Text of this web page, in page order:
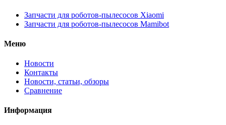
Запчасти для роботов-пылесосов Xiaomi
Запчасти для роботов-пылесосов Mamibot
Меню
Новости
Контакты
Новости, статьи, обзоры
Сравнение
Информация